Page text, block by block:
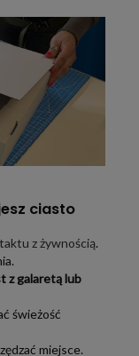
z żywnością
galaretą lub
świeżość